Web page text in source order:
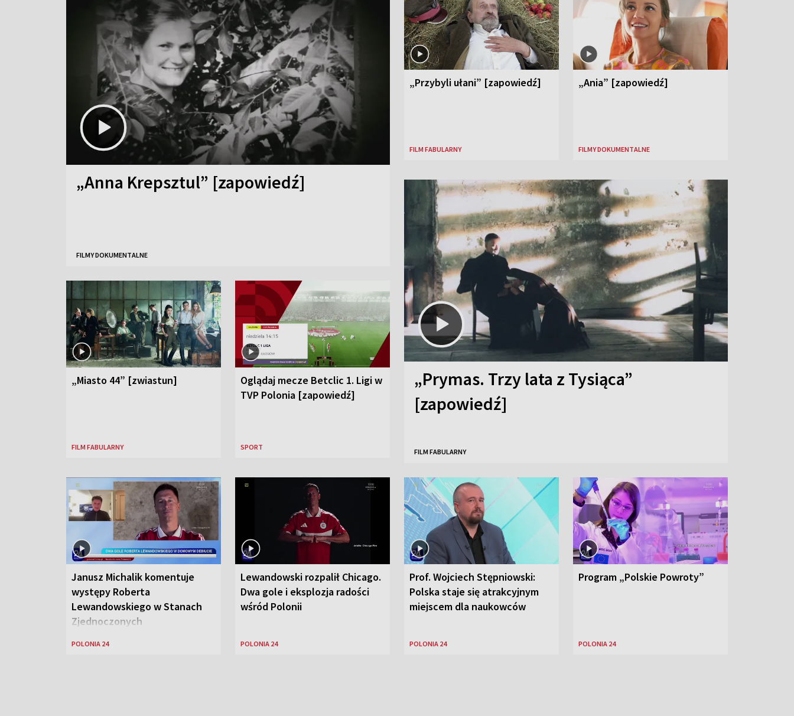
„Anna Krepsztul” [zapowiedź]
FILMY DOKUMENTALNE
„Przybyli ułani” [zapowiedź]
FILM FABULARNY
„Ania” [zapowiedź]
FILMY DOKUMENTALNE
„Miasto 44” [zwiastun]
FILM FABULARNY
Oglądaj mecze Betclic 1. Ligi w
TVP Polonia [zapowiedź]
SPORT
„Prymas. Trzy lata z Tysiąca”
[zapowiedź]
FILM FABULARNY
Janusz Michalik komentuje
występy Roberta
Lewandowskiego w Stanach
Zjednoczonych
POLONIA 24
Lewandowski rozpalił Chicago.
Dwa gole i eksplozja radości
wśród Polonii
POLONIA 24
Prof. Wojciech Stępniowski:
Polska staje się atrakcyjnym
miejscem dla naukowców
POLONIA 24
Program „Polskie Powroty”
POLONIA 24